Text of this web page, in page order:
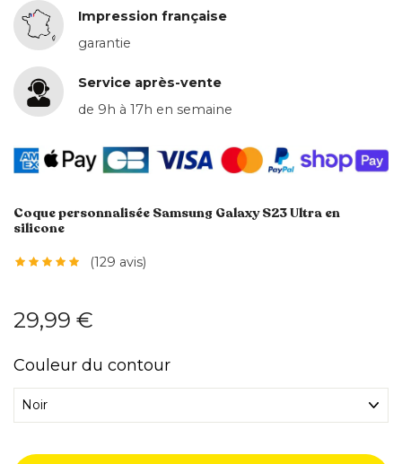
Impression française
garantie
Service après-vente
de 9h à 17h en semaine
Coque personnalisée Samsung Galaxy S23 Ultra en
silicone
(129 avis)
29,99 €
Couleur du contour